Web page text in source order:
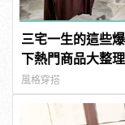
三宅一生的這些
下熱門商品大整
風格穿搭